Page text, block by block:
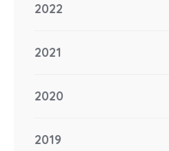
2022
2021
2020
2019